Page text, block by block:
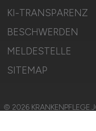
KI-TRANSPARENZ
BESCHWERDEN
MELDESTELLE
SITEMAP
© 2026